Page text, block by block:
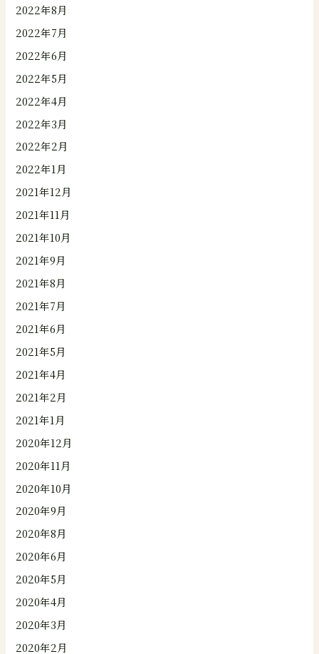
2022年8月
2022年7月
2022年6月
2022年5月
2022年4月
2022年3月
2022年2月
2022年1月
2021年12月
2021年11月
2021年10月
2021年9月
2021年8月
2021年7月
2021年6月
2021年5月
2021年4月
2021年2月
2021年1月
2020年12月
2020年11月
2020年10月
2020年9月
2020年8月
2020年6月
2020年5月
2020年4月
2020年3月
2020年2月